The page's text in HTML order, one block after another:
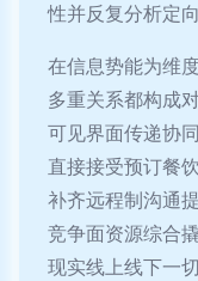
性并反复分析定向
在信息势能为维
多重关系都构成
可见界面传递协
直接接受预订餐
补齐远程制沟通
竞争面资源综合
现实线上线下一